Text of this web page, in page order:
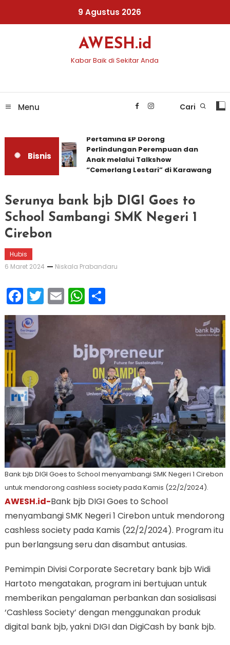
9 Agustus 2026
AWESH.id
Kabar Baik di Sekitar Anda
Menu Cari
Bisnis
Pertamina EP Dorong
Perlindungan Perempuan dan
Anak melalui Talkshow
“Cemerlang Lestari” di Karawang
Serunya bank bjb DIGI Goes to
School Sambangi SMK Negeri 1
Cirebon
Hubis
6 Maret 2024
Niskala Prabandaru
Facebook
Twitter
EmailWhatsApp
Share
Bank bjb DIGI Goes to School menyambangi SMK Negeri 1 Cirebon
untuk mendorong cashless society pada Kamis (22/2/2024).
AWESH.id-Bank bjb DIGI Goes to School
menyambangi SMK Negeri 1 Cirebon untuk mendorong
cashless society pada Kamis (22/2/2024). Program itu
pun berlangsung seru dan disambut antusias.
Pemimpin Divisi Corporate Secretary bank bjb Widi
Hartoto mengatakan, program ini bertujuan untuk
memberikan pengalaman perbankan dan sosialisasi
‘Cashless Society’ dengan menggunakan produk
digital bank bjb, yakni DIGI dan DigiCash by bank bjb.